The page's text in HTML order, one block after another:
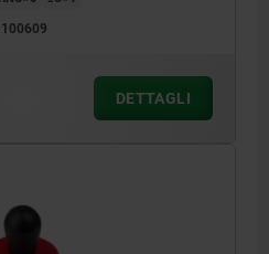
una forma a spina
DETTAGLI